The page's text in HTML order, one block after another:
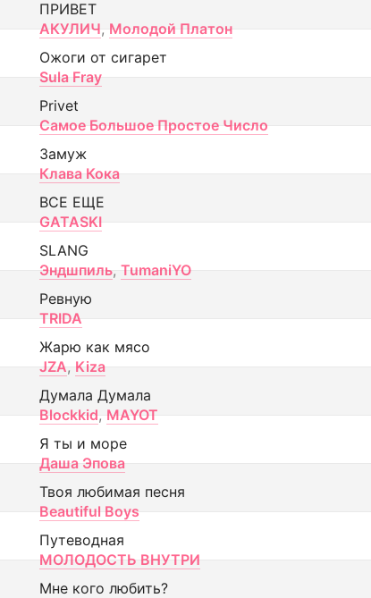
ПРИВЕТ
АКУЛИЧ, Молодой Платон
Ожоги от сигарет
Sula Fray
Privet
Самое Большое Простое Число
Замуж
Клава Кока
ВСЕ ЕЩЕ
GATASKI
SLANG
Эндшпиль, TumaniYO
Ревную
TRIDA
Жарю как мясо
JZA, Kiza
Думала Думала
Blockkid, MAYOT
Я ты и море
Даша Эпова
Твоя любимая песня
Beautiful Boys
Путеводная
МОЛОДОСТЬ ВНУТРИ
Мне кого любить?